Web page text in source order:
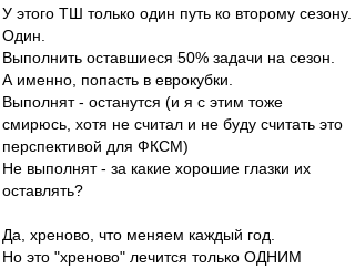
У этого ТШ только один путь ко второму сезону.
Один.
Выполнить оставшиеся 50% задачи на сезон.
А именно, попасть в еврокубки.
Выполнят - останутся (и я с этим тоже
смирюсь, хотя не считал и не буду считать это
перспективой для ФКСМ)
Не выполнят - за какие хорошие глазки их
оставлять?
Да, хреново, что меняем каждый год.
Но это "хреново" лечится только ОДНИМ